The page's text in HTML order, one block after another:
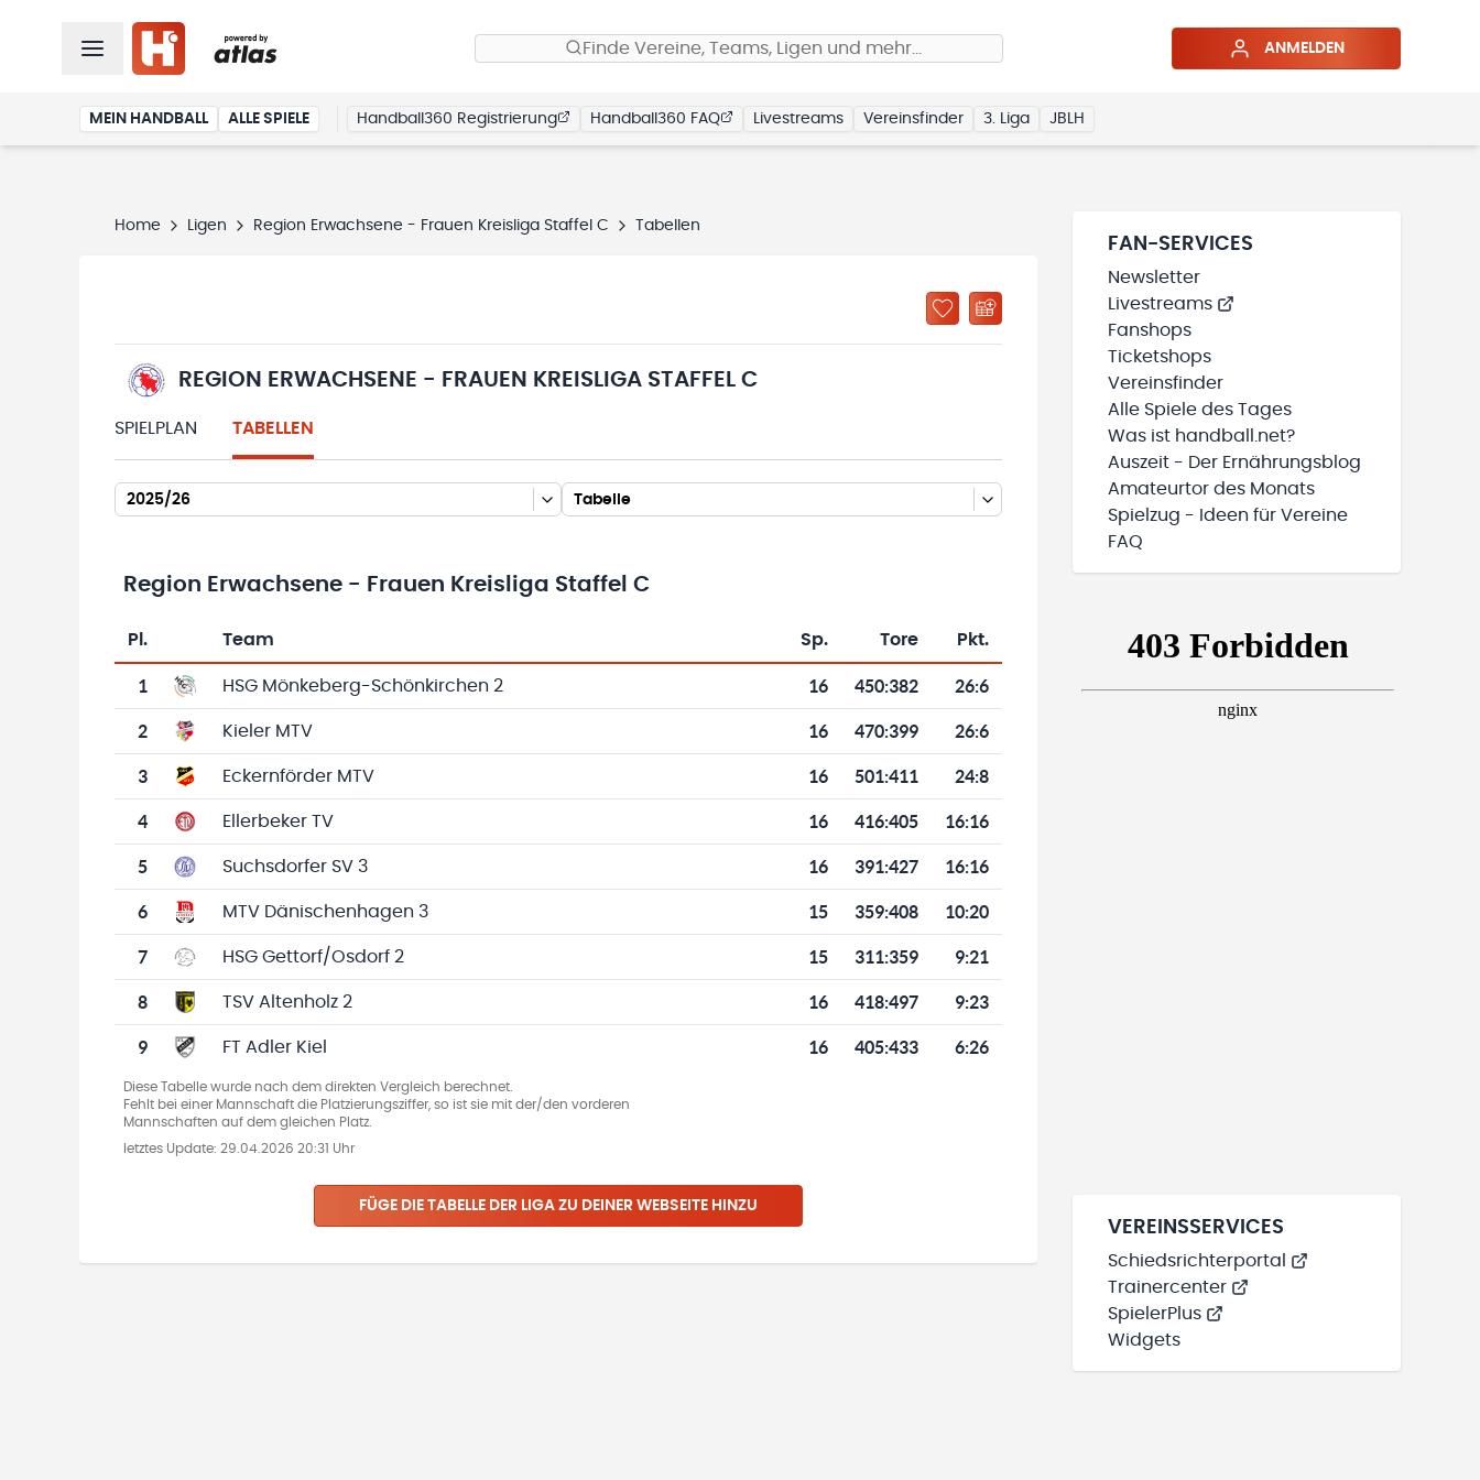
Finde Vereine, Teams, Ligen und mehr… ANMELDEN
MEIN HANDBALL ALLE SPIELE Handball360 Registrierung Handball360 FAQ Livestreams Vereinsfinder 3. Liga JBLH
Home Ligen Region Erwachsene - Frauen Kreisliga Staffel C Tabellen
REGION ERWACHSENE - FRAUEN KREISLIGA STAFFEL C
SPIELPLAN TABELLEN
2025/26 Tabelle
Region Erwachsene - Frauen Kreisliga Staffel C
Tabelle mit Vereinsplatzierungen, Spielen, Toren und Punkten
Pl. Team Sp. Tore Pkt.
1 HSG Mönkeberg-Schönkirchen 2 16 450:382 26:6
2 Kieler MTV 16 470:399 26:6
3 Eckernförder MTV 16 501:411 24:8
4 Ellerbeker TV 16 416:405 16:16
5 Suchsdorfer SV 3 16 391:427 16:16
6 MTV Dänischenhagen 3 15 359:408 10:20
7 HSG Gettorf/Osdorf 2 15 311:359 9:21
8 TSV Altenholz 2 16 418:497 9:23
9 FT Adler Kiel 16 405:433 6:26
Diese Tabelle wurde nach dem direkten Vergleich berechnet.
Fehlt bei einer Mannschaft die Platzierungsziffer, so ist sie mit der/den vorderen
Mannschaften auf dem gleichen Platz.
letztes Update: 29.04.2026 20:31 Uhr
FÜGE DIE TABELLE DER LIGA ZU DEINER WEBSEITE HINZU
FAN-SERVICES
Newsletter
Livestreams
Fanshops
Ticketshops
Vereinsfinder
Alle Spiele des Tages
Was ist handball.net?
Auszeit - Der Ernährungsblog
Amateurtor des Monats
Spielzug - Ideen für Vereine
FAQ
VEREINSSERVICES
Schiedsrichterportal
Trainercenter
SpielerPlus
Widgets